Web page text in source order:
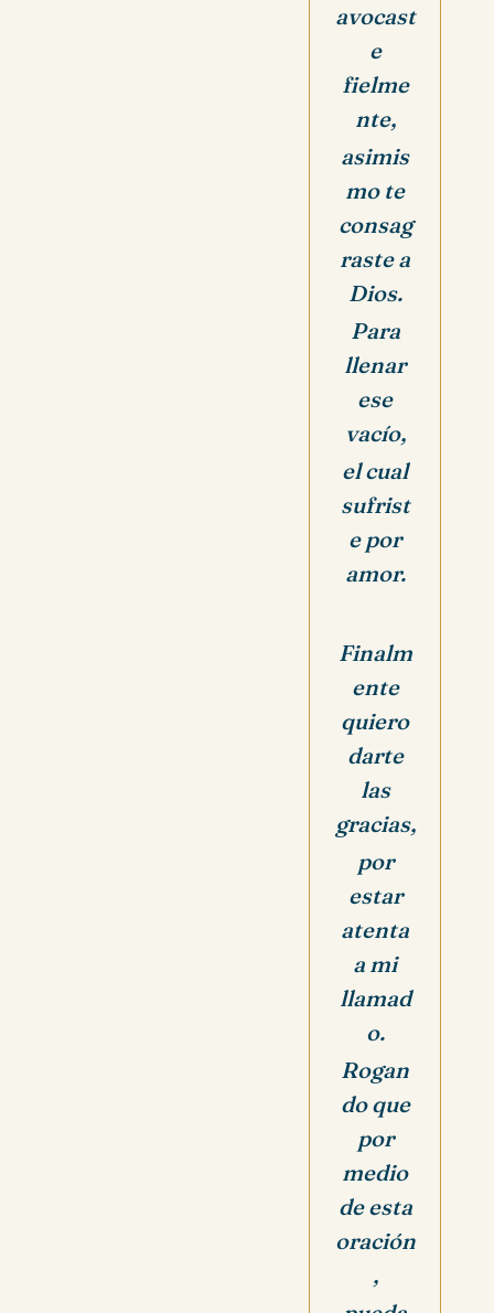
avocast
e
fielme
nte,
asimis
mo te
consag
raste a
Dios.
Para
llenar
ese
vacío,
el cual
sufrist
e por
amor.
Finalm
ente
quiero
darte
las
gracias,
por
estar
atenta
a mi
llamad
o.
Rogan
do que
por
medio
de esta
oración
,